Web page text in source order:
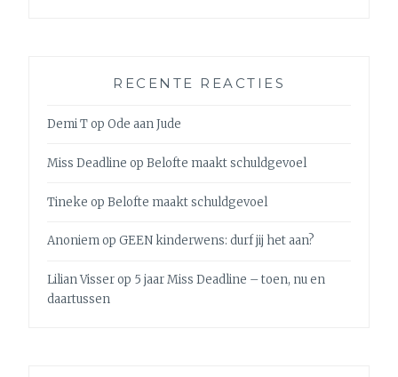
RECENTE REACTIES
Demi TopOde aan Jude
Miss Deadline opBelofte maakt schuldgevoel
Tineke opBelofte maakt schuldgevoel
AnoniemopGEEN kinderwens: durf jij het aan?
Lilian Visserop 5 jaar Miss Deadline – toen, nu en
daartussen